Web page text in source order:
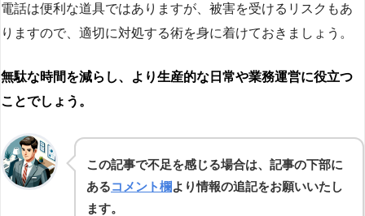
電話は便利な道具ではありますが、被害を受けるリスクもあ
りますので、適切に対処する術を身に着けておきましょう。
無駄な時間を減らし、より生産的な日常や業務運営に役立つ
ことでしょう。
この記事で不足を感じる場合は、記事の下部に
あるコメント欄より情報の追記をお願いいたし
ます。